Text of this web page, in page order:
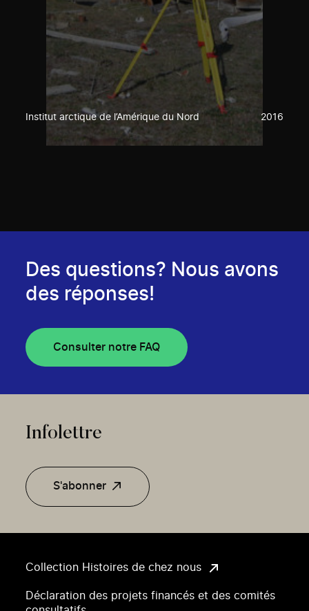
Institut arctique de l’Amérique du Nord 2016
Collection Histoires de chez nous
Déclaration des projets financés et des comités
Des questions? Nous avons
des réponses!
Consulter notre FAQ
Infolettre
S'abonner